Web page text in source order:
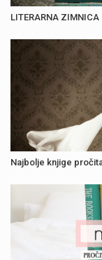
LITERARNA
Najbolje knjige